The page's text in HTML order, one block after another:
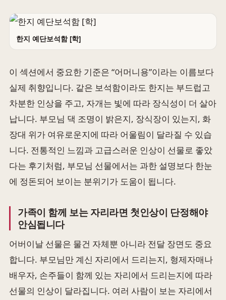
한지 예단보석함 [학]
이 섹션에서 중요한 기준은 “어머니용”이라는 이름보다
실제 취향입니다. 같은 보석함이라도 한지는 부드럽고
차분한 인상을 주고, 자개는 빛에 따라 장식성이 더 살아
납니다. 부모님 댁 조명이 밝은지, 장식장이 있는지, 화
장대 위가 여유로운지에 따라 어울림이 달라질 수 있습
니다. 전통적인 느낌과 고급스러운 인상이 선물로 좋았
다는 후기처럼, 부모님 선물에서는 과한 설명보다 한눈
에 정돈되어 보이는 분위기가 도움이 됩니다.
가족이 함께 보는 자리라면 첫인상이 단정해야
안심됩니다
어버이날 선물은 물건 자체뿐 아니라 전달 장면도 중요
합니다. 부모님만 계신 자리에서 드리는지, 형제자매나
배우자, 손주들이 함께 있는 자리에서 드리는지에 따라
선물의 인상이 달라집니다. 여러 사람이 보는 자리에서